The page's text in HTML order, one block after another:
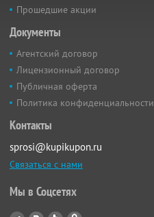
Прошедшие акции
Документы
Агентский договор
Лицензионный договор
Публичная оферта
Политика конфиденциальности
Контакты
sprosi@kupikupon.ru
Связаться с нами
Мы в Соцсетях